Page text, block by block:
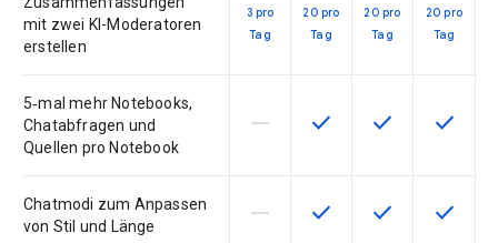
mit zwei KI-Moderatoren
erstellen
3 pro
Tag
20 pro
Tag
20 pro
Tag
20 pro
Tag
5‑mal mehr Notebooks,
Chatabfragen und
Quellen pro Notebook
Diese Funktion ist für die
horizontal_rule Diese Funktion ist für
check Diese Funktion
check Diese
check
Chatmodi zum Anpassen
von Stil und Länge
Diese Funktion ist für die
horizontal_rule Diese Funktion ist für
check Diese Funktion
check Diese
check